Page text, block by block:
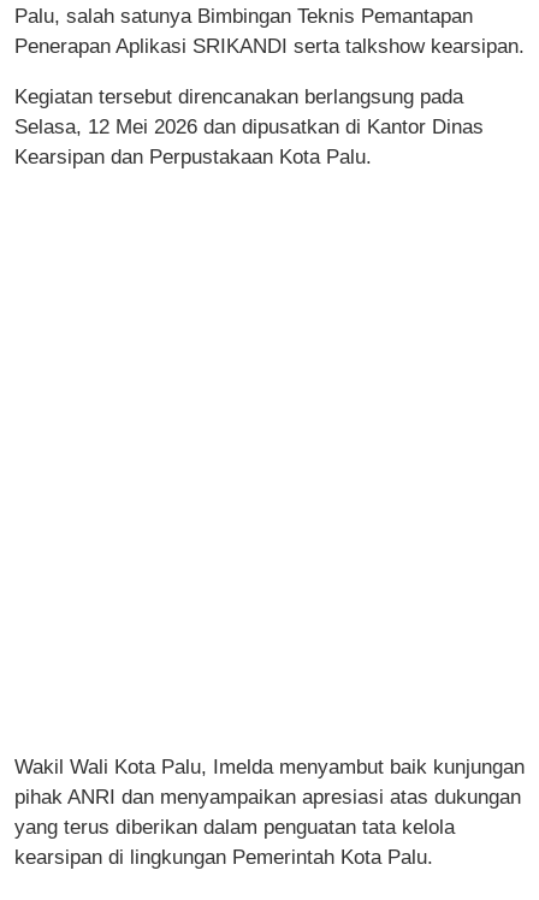
Palu, salah satunya Bimbingan Teknis Pemantapan
Penerapan Aplikasi SRIKANDI serta talkshow kearsipan.
Kegiatan tersebut direncanakan berlangsung pada
Selasa, 12 Mei 2026 dan dipusatkan di Kantor Dinas
Kearsipan dan Perpustakaan Kota Palu.
Wakil Wali Kota Palu, Imelda menyambut baik kunjungan
pihak ANRI dan menyampaikan apresiasi atas dukungan
yang terus diberikan dalam penguatan tata kelola
kearsipan di lingkungan Pemerintah Kota Palu.